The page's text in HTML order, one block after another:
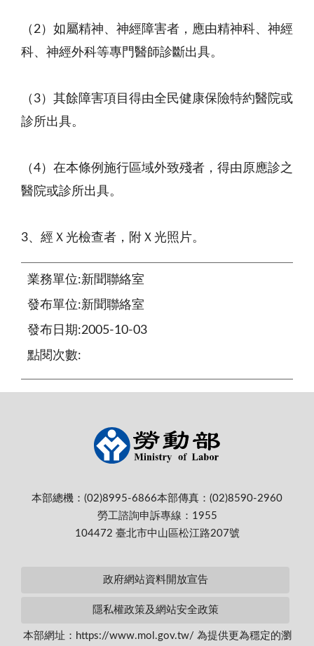
（2）如屬精神、神經障害者，應由精神科、神經
科、神經外科等專門醫師診斷出具。
（3）其餘障害項目得由全民健康保險特約醫院或
診所出具。
（4）在本條例施行區域外致殘者，得由原應診之
醫院或診所出具。
3、經Ｘ光檢查者，附Ｘ光照片。
業務單位:新聞聯絡室
發布單位:新聞聯絡室
發布日期:2005-10-03
點閱次數:
本部總機：(02)8995-6866本部傳真：(02)8590-2960
勞工諮詢申訴專線：1955
104472 臺北市中山區松江路207號
政府網站資料開放宣告
隱私權政策及網站安全政策
本部網址：https://www.mol.gov.tw/ 為提供更為穩定的瀏